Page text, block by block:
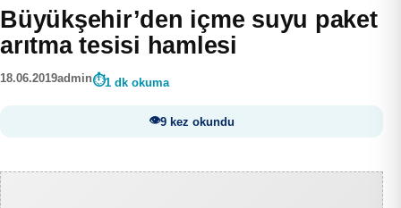
Büyükşehir’den içme suyu paket
arıtma tesisi hamlesi
18.06.2019admin 1 dk okuma
9 kez okundu